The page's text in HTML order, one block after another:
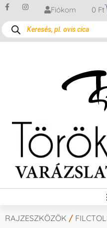
Fiókom 0 Ft
RAJZESZKÖZÖK /